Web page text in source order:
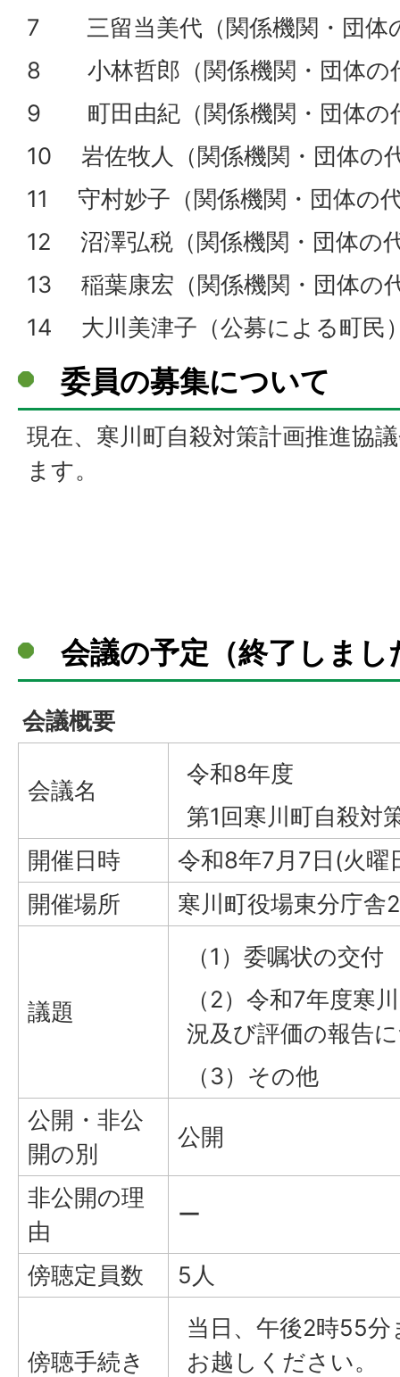
7 三留当美代（関係機関・団体
8 小林哲郎（関係機関・団体の
9 町田由紀（関係機関・団体の
10 岩佐牧人（関係機関・団体の
11 守村妙子（関係機関・団体の
12 沼澤弘税（関係機関・団体
13 稲葉康宏（関係機関・団体の
14 大川美津子（公募による町民
委員の募集について
現在、寒川町自殺対策計画推進協
ます。
会議の予定（終了しまし
会議概要
会議名
令和8年度
第1回寒川町自殺対
開催日時
令和8年7月7日(火
開催場所
寒川町役場東分庁舎
議題
（1）委嘱状の交付
（2）令和7年度寒
況及び評価の報告
（3）その他
公開・非公
開の別
公開
非公開の理
由
ー
傍聴定員数 5人
傍聴手続き
当日、午後2時55
お越しください。